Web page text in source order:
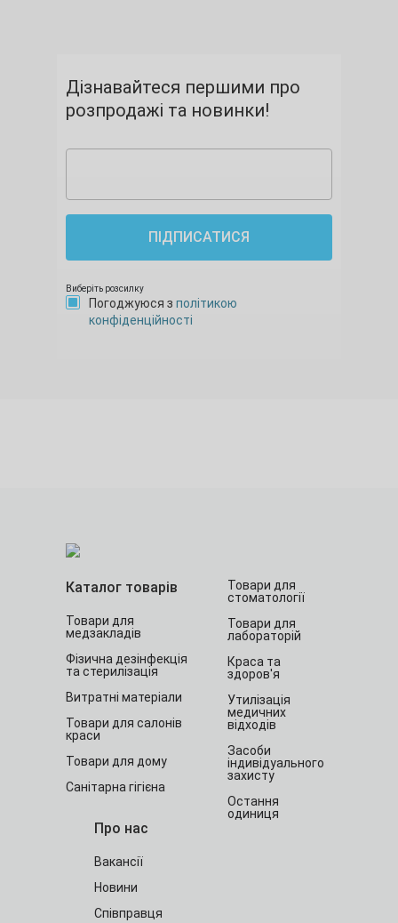
Дізнавайтеся першими про
розпродажі та новинки!
ПІДПИСАТИСЯ
Виберіть розсилку
Погоджуюся з політикою
конфіденційності
Каталог товарів
Товари для
медзакладів
Фізична дезінфекція
та стерилізація
Витратні матеріали
Товари для салонів
краси
Товари для дому
Санітарна гігієна
Товари для
стоматології
Товари для
лабораторій
Краса та
здоров'я
Утилізація
медичних
відходів
Засоби
індивідуального
захисту
Остання
одиниця
Про нас
Вакансії
Новини
Співправця